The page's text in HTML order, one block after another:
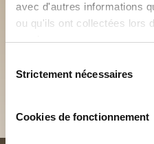
avec d'autres informations
ou qu'ils ont collectées lors
services.
duStrictement nécessaires
Cookies de fonctionnement
Découvrez
en